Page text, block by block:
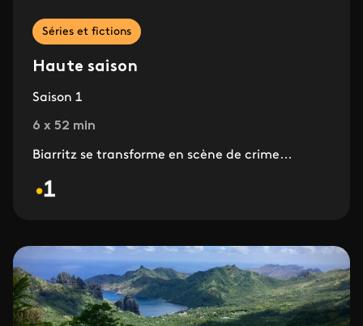
Séries et fictions
Haute saison
Saison 1
6 x 52 min
Biarritz se transforme en scène de crime…